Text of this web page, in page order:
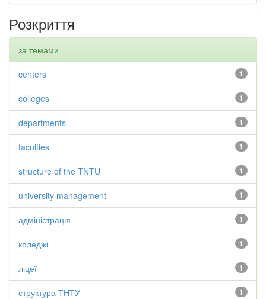
Розкриття
за темами
1
centers
1
colleges
1
departments
1
faculties
1
structure of the TNTU
1
university management
1
адміністрація
1
коледжі
1
ліцеї
1
структура ТНТУ